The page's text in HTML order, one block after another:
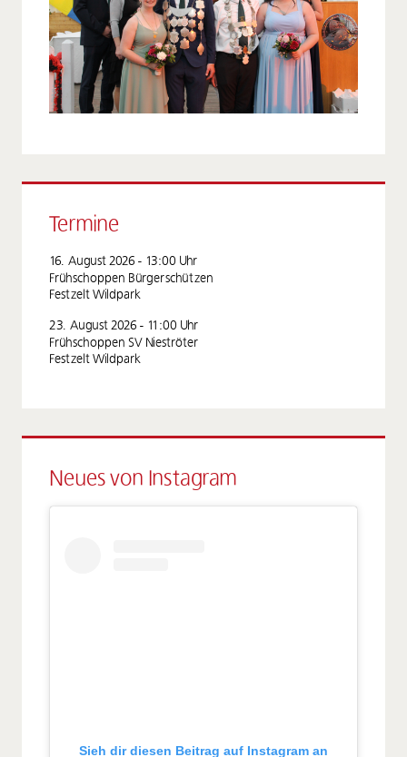
Termine
16. August 2026 - 13:00 Uhr
Frühschoppen Bürgerschützen
Festzelt Wildpark
23. August 2026 - 11:00 Uhr
Frühschoppen SV Nieströter
Festzelt Wildpark
Neues von Instagram
Sieh dir diesen Beitrag auf Instagram an